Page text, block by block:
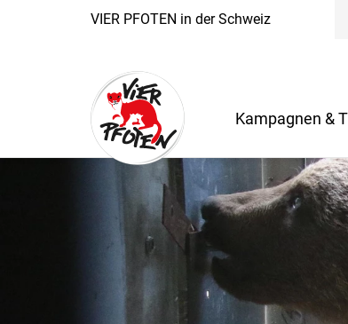
VIER PFOTEN in der Schweiz
Kampagnen &